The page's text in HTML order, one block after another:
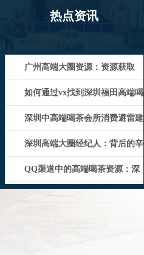
热点资讯
‌广州高端大圈资源‌：资源获取
的“人如何通过vx找到深圳福田高端喝
茶资源深圳中高端喝茶会所消费避雷建
深圳高端大圈经纪人：背后的辛
酸与荣耀QQ渠道中的高端喝茶资源：深